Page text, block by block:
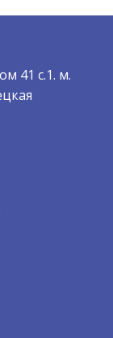
41 с.1. м.